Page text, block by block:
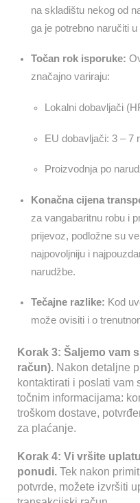
na skladištu nekog od
ga je potrebno naručiti
Točan rok isporuke:
značajno variraju:
Lokalni dobavljači
EU dobavljači: 3 – 7
Proizvodnja po
Konačna cijena
za vangabaritnu robu i
prijevoz, podložne su
najpovoljniju i
narudžbe.
Tečajne razlike: Kod
može ovisiti i o
Korak 3: Šaljemo vam
račun). Nakon detaljne
kontaktirati i poslati vam
točnim informacijama:
troškom dostave,
za plaćanje.
Korak 4: Vi vršite
ponudi. Tek nakon
potvrde, možete izvršiti